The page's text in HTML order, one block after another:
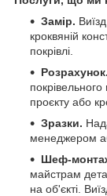
Замір.
кроквяній
покрівлі.
Розрахунок.
проєкту або
Зразки.
менеджером
Шеф-
майстрам
на об'єкті.